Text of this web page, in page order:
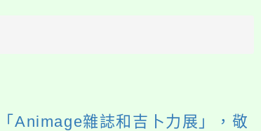
Animage雜誌和吉卜力展」，敬